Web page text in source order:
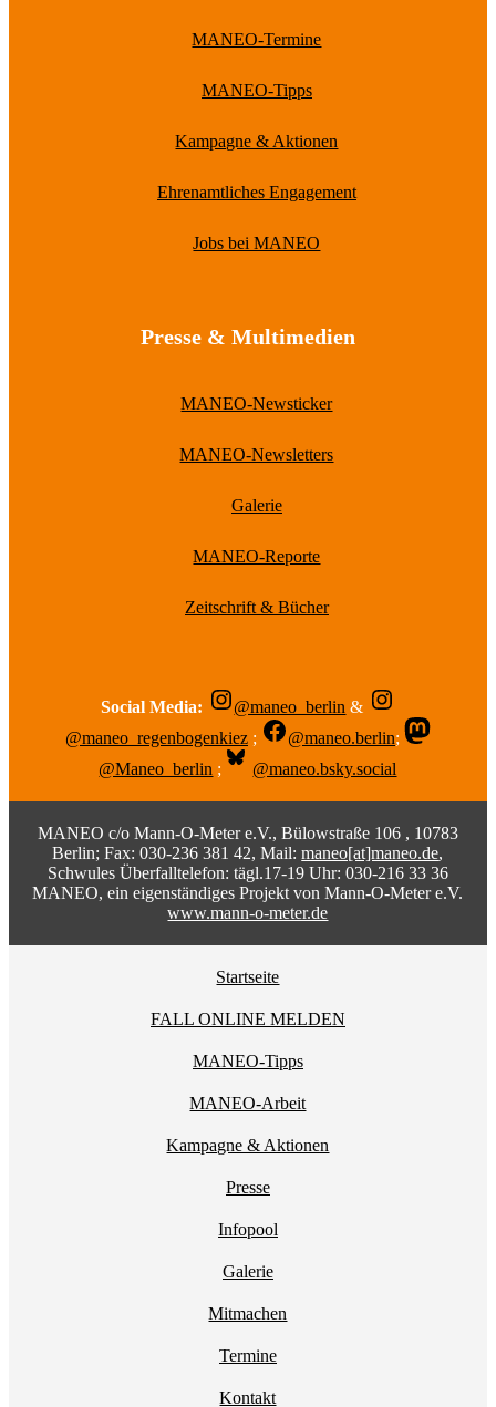
MANEO-Termine
MANEO-Tipps
Kampagne & Aktionen
Ehrenamtliches Engagement
Jobs bei MANEO
Presse & Multimedien
MANEO-Newsticker
MANEO-Newsletters
Galerie
MANEO-Reporte
Zeitschrift & Bücher
Social Media: @maneo_berlin &
@maneo_regenbogenkiez ; @maneo.berlin;
@Maneo_berlin ; @maneo.bsky.social
MANEO c/o Mann-O-Meter e.V., Bülowstraße 106 , 10783
Berlin; Fax: 030-236 381 42, Mail:maneo[at]maneo.de,
Schwules Überfalltelefon: tägl.17-19 Uhr: 030-216 33 36
MANEO, ein eigenständiges Projekt von Mann-O-Meter e.V.
www.mann-o-meter.de
Startseite
FALL ONLINE MELDEN
MANEO-Tipps
MANEO-Arbeit
Kampagne & Aktionen
Presse
Infopool
Galerie
Mitmachen
Termine
Kontakt